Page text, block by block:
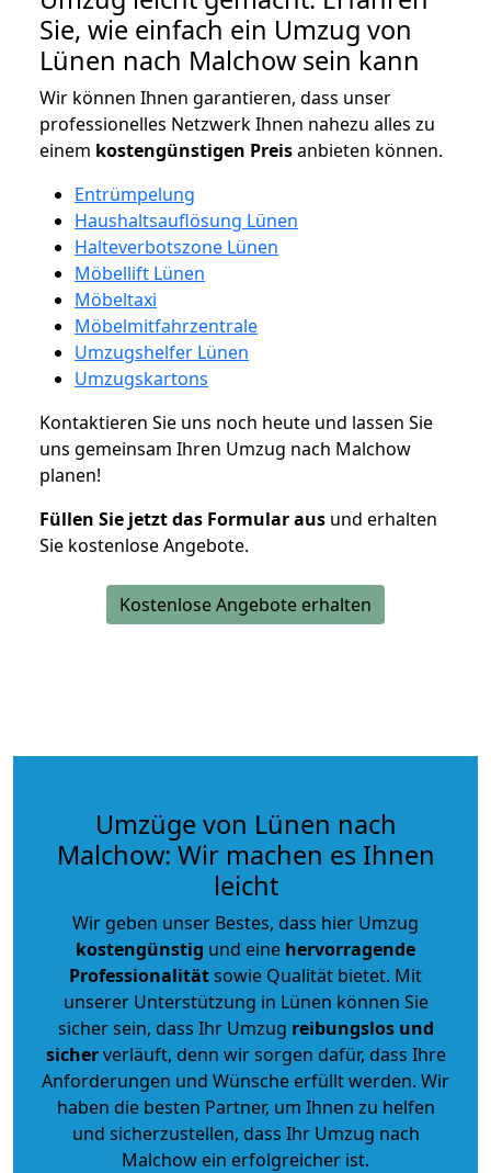
Sie, wie einfach ein Umzug von
Lünen nach Malchow sein kann
Wir können Ihnen garantieren, dass unser
professionelles Netzwerk Ihnen nahezu alles zu
einem kostengünstigen Preisanbieten können.
Entrümpelung
Haushaltsauflösung Lünen
Halteverbotszone Lünen
Möbellift Lünen
Möbeltaxi
Möbelmitfahrzentrale
Umzugshelfer Lünen
Umzugskartons
Kontaktieren Sie uns noch heute und lassen Sie
uns gemeinsam Ihren Umzug nach Malchow
planen!
Füllen Sie jetzt das Formular aus und erhalten
Sie kostenlose Angebote.
Kostenlose Angebote erhalten
Umzüge von Lünen nach
Malchow: Wir machen es Ihnen
leicht
Wir geben unser Bestes, dass hier Umzug
kostengünstig und eine hervorragende
Professionalitätsowie Qualität bietet. Mit
unserer Unterstützung in Lünen können Sie
sicher sein, dass Ihr Umzug reibungslos und
sicherverläuft, denn wir sorgen dafür, dass Ihre
Anforderungen und Wünsche erfüllt werden. Wir
haben die besten Partner, um Ihnen zu helfen
und sicherzustellen, dass Ihr Umzug nach
Malchow ein erfolgreicher ist.